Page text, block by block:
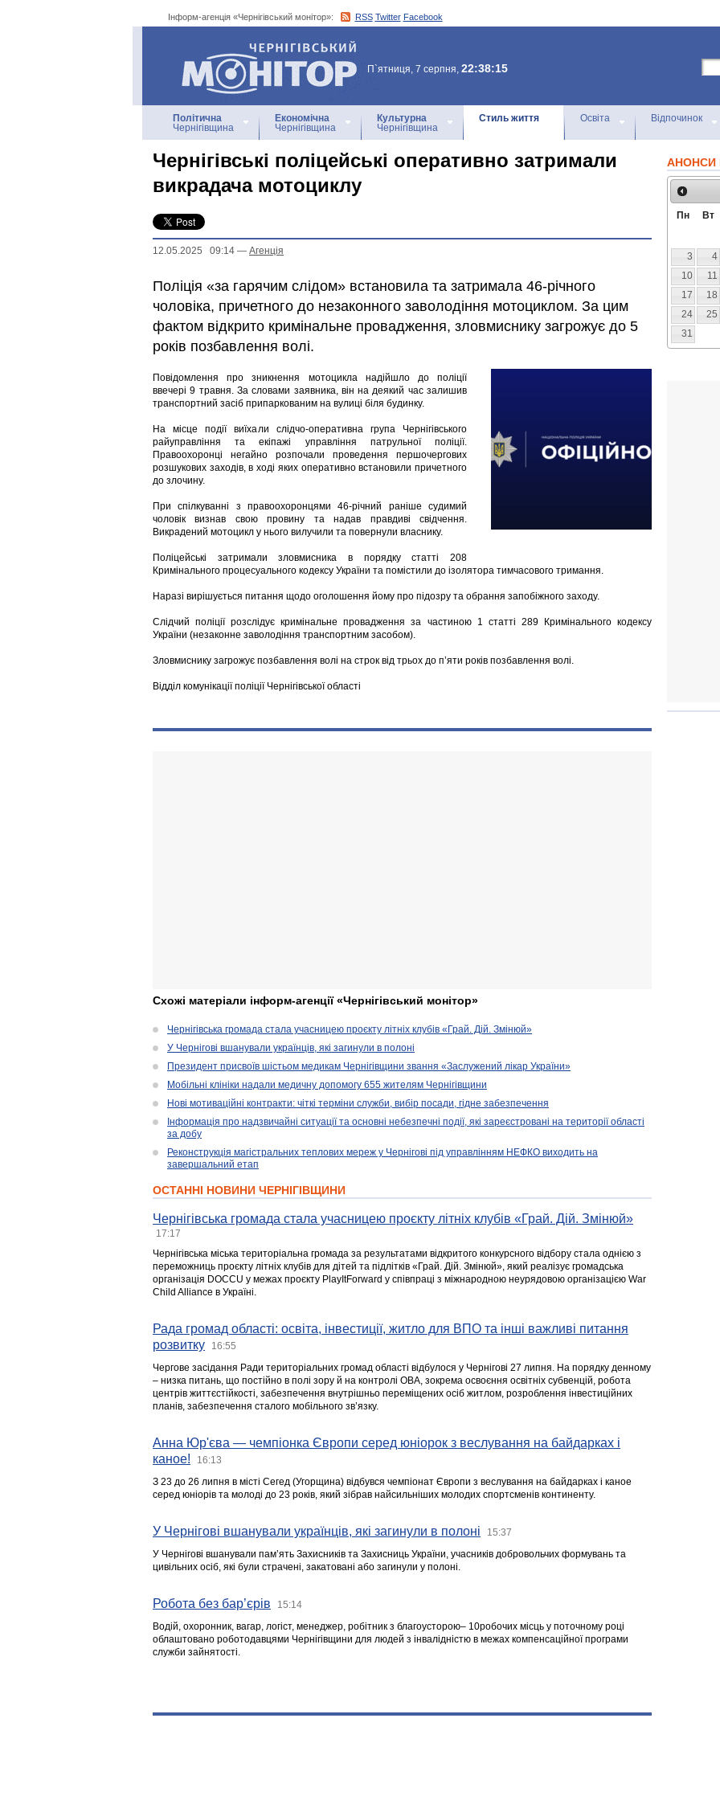
Інформ-агенція «Чернігівський монітор»: RSS Twitter Facebook
Інформ-агенція
«Чернігівський монітор»
П`ятниця, 7 серпня, 22:38:15
Політична
Чернігівщина
Економічна
Чернігівщина
Культурна
Чернігівщина
Стиль життя Освіта Відпочинок
Чернігівські поліцейські оперативно затримали
викрадача мотоциклу
12.05.2025 09:14 — Агенцiя
Поліція «за гарячим слідом» встановила та затримала 46-річного
чоловіка, причетного до незаконного заволодіння мотоциклом. За цим
фактом відкрито кримінальне провадження, зловмиснику загрожує до 5
років позбавлення волі.
Повідомлення про зникнення мотоцикла надійшло до поліції
ввечері 9 травня. За словами заявника, він на деякий час залишив
транспортний засіб припаркованим на вулиці біля будинку.
На місце події виїхали слідчо-оперативна група Чернігівського
райуправління та екіпажі управління патрульної поліції.
Правоохоронці негайно розпочали проведення першочергових
розшукових заходів, в ході яких оперативно встановили причетного
до злочину.
При спілкуванні з правоохоронцями 46-річний раніше судимий
чоловік визнав свою провину та надав правдиві свідчення.
Викрадений мотоцикл у нього вилучили та повернули власнику.
Поліцейські затримали зловмисника в порядку статті 208
Кримінального процесуального кодексу України та помістили до ізолятора тимчасового тримання.
Наразі вирішується питання щодо оголошення йому про підозру та обрання запобіжного заходу.
Слідчий поліції розслідує кримінальне провадження за частиною 1 статті 289 Кримінального кодексу
України (незаконне заволодіння транспортним засобом).
Зловмиснику загрожує позбавлення волі на строк від трьох до п’яти років позбавлення волі.
Відділ комунікації поліції Чернігівської області
Схожі матеріали інформ-агенції «Чернігівський монітор»
Чернігівська громада стала учасницею проєкту літніх клубів «Грай. Дій. Змінюй»
У Чернігові вшанували українців, які загинули в полоні
Президент присвоїв шістьом медикам Чернігівщини звання «Заслужений лікар України»
Мобільні клініки надали медичну допомогу 655 жителям Чернігівщини
Нові мотиваційні контракти: чіткі терміни служби, вибір посади, гідне забезпечення
Інформація про надзвичайні ситуації та основні небезпечні події, які зареєстровані на території області
за добу
Реконструкція магістральних теплових мереж у Чернігові під управлінням НЕФКО виходить на
завершальний етап
ОСТАННІ НОВИНИ ЧЕРНІГІВЩИНИ
Чернігівська громада стала учасницею проєкту літніх клубів «Грай. Дій. Змінюй»
17:17
Чернігівська міська територіальна громада за результатами відкритого конкурсного відбору стала однією з
переможниць проєкту літніх клубів для дітей та підлітків «Грай. Дій. Змінюй», який реалізує громадська
організація DOCCU у межах проєкту PlayItForward у співпраці з міжнародною неурядовою організацією War
Child Alliance в Україні.
Рада громад області: освіта, інвестиції, житло для ВПО та інші важливі питання
розвитку
16:55
Чергове засідання Ради територіальних громад області відбулося у Чернігові 27 липня. На порядку денному
– низка питань, що постійно в полі зору й на контролі ОВА, зокрема освоєння освітніх субвенцій, робота
центрів життєстійкості, забезпечення внутрішньо переміщених осіб житлом, розроблення інвестиційних
планів, забезпечення сталого мобільного зв’язку.
Анна Юр'єва — чемпіонка Європи серед юніорок з веслування на байдарках і
каное!
16:13
З 23 до 26 липня в місті Сегед (Угорщина) відбувся чемпіонат Європи з веслування на байдарках і каное
серед юніорів та молоді до 23 років, який зібрав найсильніших молодих спортсменів континенту.
У Чернігові вшанували українців, які загинули в полоні 15:37
У Чернігові вшанували пам’ять Захисників та Захисниць України, учасників добровольчих формувань та
цивільних осіб, які були страчені, закатовані або загинули у полоні.
Робота без бар’єрів 15:14
Водій, охоронник, вагар, логіст, менеджер, робітник з благоусторою– 10робочих місць у поточному році
облаштовано роботодавцями Чернігівщини для людей з інвалідністю в межах компенсаційної програми
служби зайнятості.
АНОНСИ
Пн Вт
3
4
10
11
17
18
24
25
31